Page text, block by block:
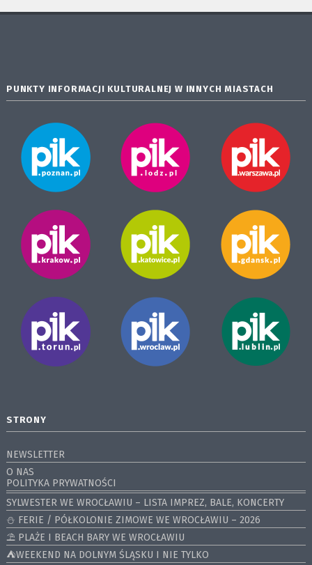
PUNKTY INFORMACJI KULTURALNEJ W INNYCH MIASTACH
STRONY
NEWSLETTER
O NAS
POLITYKA PRYWATNOŚCI
SYLWESTER WE WROCŁAWIU – LISTA IMPREZ, BALE, KONCERTY
⛄️ FERIE / PÓŁKOLONIE ZIMOWE WE WROCŁAWIU – 2026
⛱️ PLAŻE I BEACH BARY WE WROCŁAWIU
⛺️WEEKEND NA DOLNYM ŚLĄSKU I NIE TYLKO